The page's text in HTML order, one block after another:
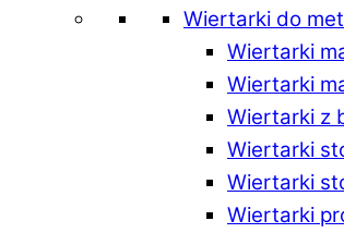
Wiertarki do
Wiertarki
Wiertarki
Wiertarki z
Wiertarki
Wiertarki
Wiertarki